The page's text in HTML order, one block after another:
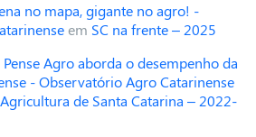
no mapa, gigante no agro! -
em SC na frente – 2025
Agro aborda o desempenho da
- Observatório Agro Catarinense
de Santa Catarina – 2022-